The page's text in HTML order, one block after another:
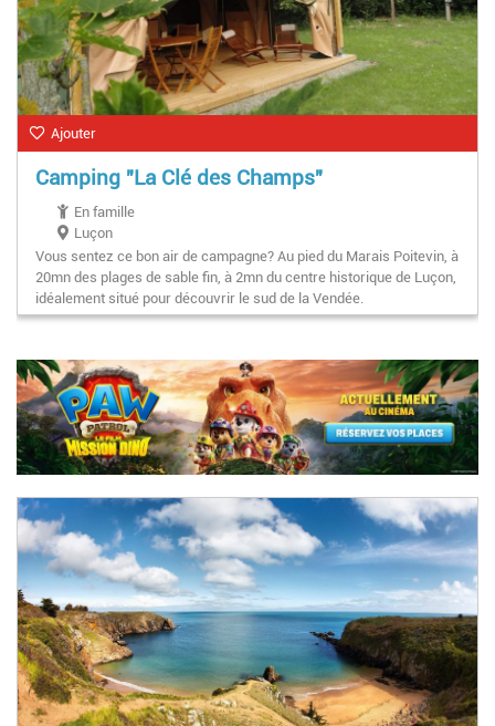
Ajouter
Camping "La Clé des Champs"
En famille
Luçon
Vous sentez ce bon air de campagne? Au pied du Marais Poitevin, à
20mn des plages de sable fin, à 2mn du centre historique de Luçon,
idéalement situé pour découvrir le sud de la Vendée.